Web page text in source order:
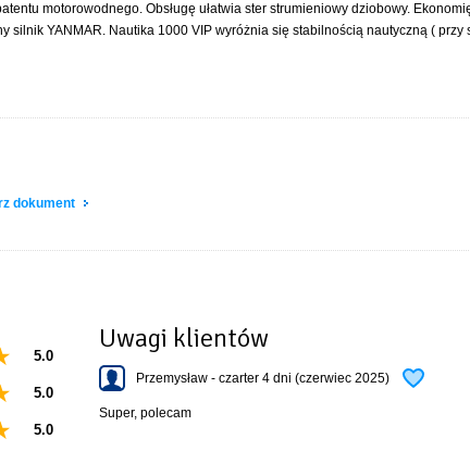
motorowodnego. Obsługę ułatwia ster strumieniowy dziobowy.
YANMAR. Nautika 1000 VIP wyróżnia się stabilnością nautyczną ( przy
2 dwuosobowe kabiny (każda jest elegancko i gustownie urządzona) oraz
na Mazurach. Bogate wyposażenie – ogrzewanie , lodówka, prysznic,
dokument
5.0
5.0
5.0
Uwagi klientów
Przemysław - czarter 4 dni (czerwiec 2025)
Super, polecam